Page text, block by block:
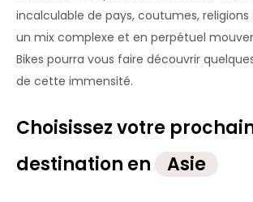
incalculable de pays, coutumes,
un mix complexe et en perpétuel
Bikes pourra vous faire découvrir
de cette immensité.
Choisissez votre
destination en
Asie